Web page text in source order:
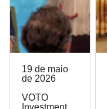
19 de maio
de 2026
VOTO
Investment